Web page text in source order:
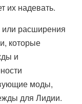
их надевать.
или расширения
которые
и
моды,
для Лидии.